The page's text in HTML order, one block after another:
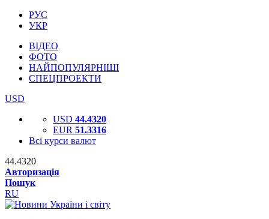
РУС
УКР
ВІДЕО
ФОТО
НАЙПОПУЛЯРНІШІ
СПЕЦПРОЕКТИ
USD
USD 44.4320
EUR 51.3316
Всі курси валют
44.4320
Авторизація
Пошук
RU